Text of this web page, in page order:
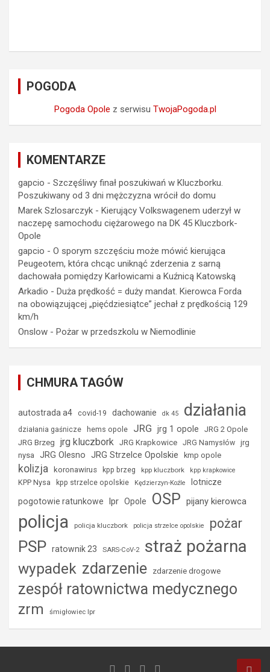
POGODA
Pogoda Opole z serwisu TwojaPogoda.pl
KOMENTARZE
gapcio - Szczęśliwy finał poszukiwań w Kluczborku.
Poszukiwany od 3 dni mężczyzna wrócił do domu
Marek Szlosarczyk - Kierujący Volkswagenem uderzył w
naczepę samochodu ciężarowego na DK 45 Kluczbork-
Opole
gapcio - O sporym szczęściu może mówić kierująca
Peugeotem, która chcąc uniknąć zderzenia z sarną
dachowała pomiędzy Karłowicami a Kuźnicą Katowską
Arkadio - Duża prędkość = duży mandat. Kierowca Forda
na obowiązującej „pięćdziesiątce” jechał z prędkością 129
km/h
Onslow - Pożar w przedszkolu w Niemodlinie
CHMURA TAGÓW
autostrada a4 covid-19 dachowanie dk 45 działania
działania gaśnicze hems opole JRG jrg 1 opole
JRG 2 Opole
JRG Brzeg
jrg kluczbork JRG Krapkowice JRG Namysłów
jrg
nysa
JRG Olesno JRG Strzelce Opolskie kmp opole
kolizja koronawirus kpp brzeg kpp kluczbork kpp krapkowice
KPP Nysa kpp strzelce opolskie Kędzierzyn-Koźle
lotnicze
pogotowie ratunkowe
lpr Opole OSP pijany kierowca
policja policja kluczbork policja strzelce opolskie pożar
PSP ratownik 23 SARS-CoV-2 straż pożarna
wypadek zdarzenie zdarzenie drogowe
zespół ratownictwa medycznego
zrm śmigłowiec lpr